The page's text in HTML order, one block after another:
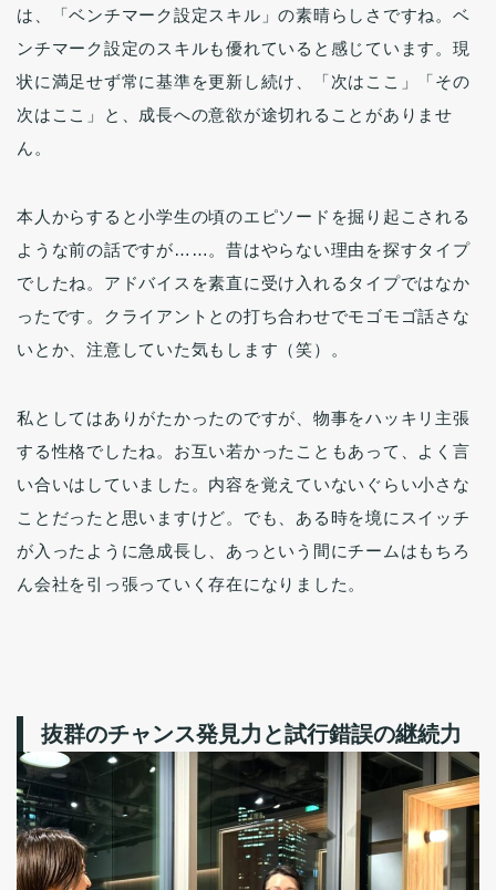
は、「ベンチマーク設定スキル」の素晴らしさですね。ベ
ンチマーク設定のスキルも優れていると感じています。現
状に満足せず常に基準を更新し続け、「次はここ」「その
次はここ」と、成長への意欲が途切れることがありませ
ん。
本人からすると小学生の頃のエピソードを掘り起こされる
ような前の話ですが……。昔はやらない理由を探すタイプ
でしたね。アドバイスを素直に受け入れるタイプではなか
ったです。クライアントとの打ち合わせでモゴモゴ話さな
いとか、注意していた気もします（笑）。
私としてはありがたかったのですが、物事をハッキリ主張
する性格でしたね。お互い若かったこともあって、よく言
い合いはしていました。内容を覚えていないぐらい小さな
ことだったと思いますけど。でも、ある時を境にスイッチ
が入ったように急成長し、あっという間にチームはもちろ
ん会社を引っ張っていく存在になりました。
抜群のチャンス発見力と試行錯誤の継続力